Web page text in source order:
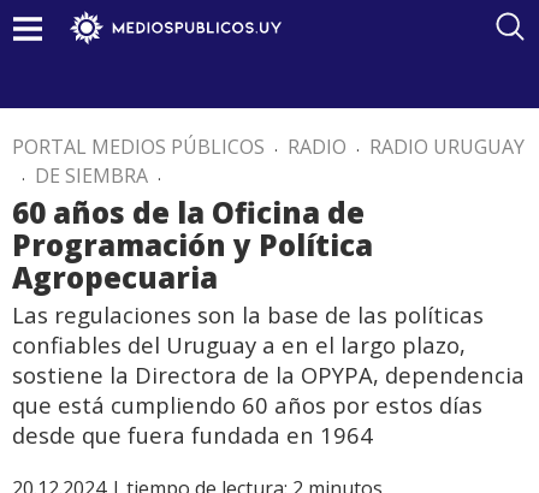
PORTAL MEDIOS PÚBLICOS . RADIO . RADIO URUGUAY
. DE SIEMBRA .
60 años de la Oficina de
Programación y Política
Agropecuaria
Las regulaciones son la base de las políticas
confiables del Uruguay a en el largo plazo,
sostiene la Directora de la OPYPA, dependencia
que está cumpliendo 60 años por estos días
desde que fuera fundada en 1964